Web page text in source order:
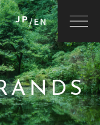
JP/EN